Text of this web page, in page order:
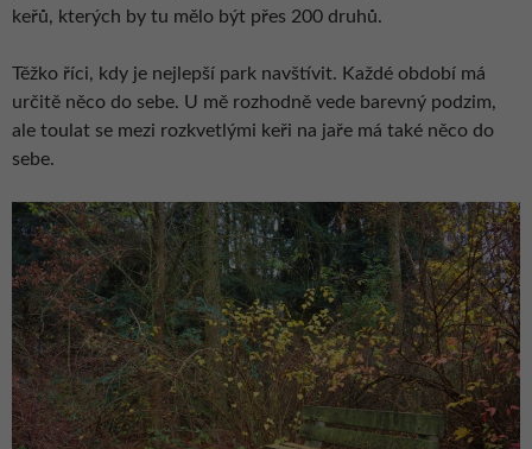
keřů, kterých by tu mělo být přes 200 druhů.
Těžko říci, kdy je nejlepší park navštívit. Každé období má
určitě něco do sebe. U mě rozhodně vede barevný podzim,
ale toulat se mezi rozkvetlými keři na jaře má také něco do
sebe.